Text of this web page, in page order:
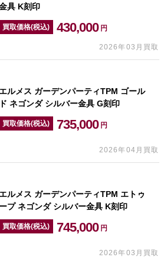
具 K刻印
買取価格(税込) 430,000 円
2026年03月買取
エルメス ガーデンパーティTPM ゴール
ド ネゴンダ シルバー金具 G刻印
買取価格(税込) 735,000 円
2026年04月買取
エルメス ガーデンパーティTPM エトゥ
ープ ネゴンダ シルバー金具 K刻印
買取価格(税込) 745,000 円
2026年03月買取